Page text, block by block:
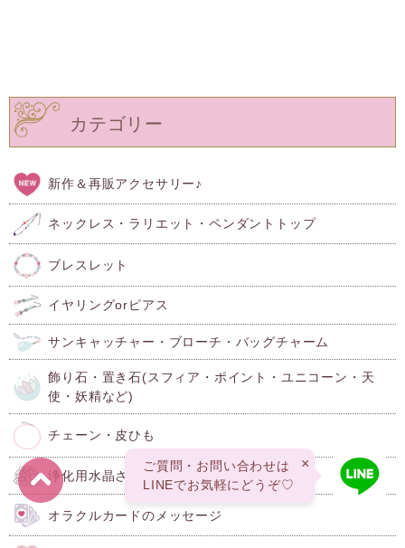
カテゴリー
新作＆再販アクセサリー♪
ネックレス・ラリエット・ペンダントトップ
ブレスレット
イヤリングorピアス
サンキャッチャー・ブローチ・バッグチャーム
飾り石・置き石(スフィア・ポイント・ユニコーン・天
使・妖精など)
チェーン・皮ひも
浄化用水晶さざれ
オラクルカードのメッセージ
ご質問・お問い合わせは
LINEでお気軽にどうぞ♡
×